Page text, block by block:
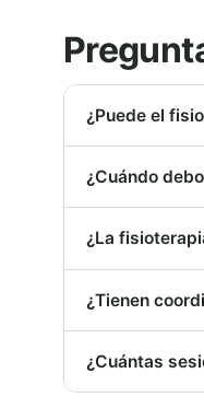
¿Puede el
¿Cuándo
¿La
¿Tienen
¿Cuántas